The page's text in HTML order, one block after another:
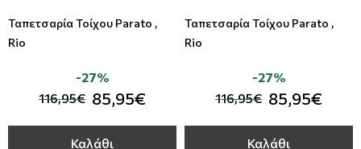
Ταπετσαρία Τοίχου Parato ,
Rio
116,95€ 85,95€
-27%
Καλάθι
Ταπετσαρία Τοίχου Parato ,
Rio
116,95€ 85,95€
-27%
Καλάθι